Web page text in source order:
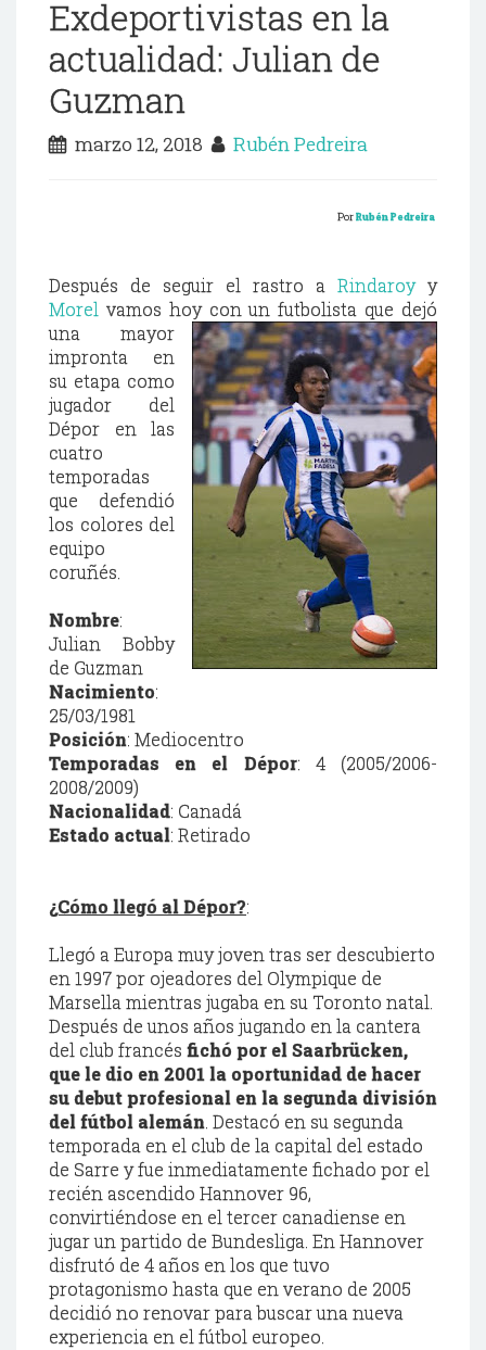
Exdeportivistas en la
actualidad: Julian de
Guzman
marzo 12, 2018 Rubén Pedreira
PorRubén Pedreira
Después de seguir el rastro a Rindaroyy
Morel vamos hoy con un futbolista que dejó
una mayor
impronta en
su etapa como
jugador del
Dépor en las
cuatro
temporadas
que defendió
los colores del
equipo
coruñés.
Nombre:
Julian Bobby
de Guzman
Nacimiento:
25/03/1981
Posición: Mediocentro
Temporadas en el Dépor: 4 (2005/2006-
2008/2009)
Nacionalidad: Canadá
Estado actual: Retirado
¿Cómo llegó al Dépor?:
Llegó a Europa muy joven tras ser descubierto
en 1997 por ojeadores del Olympique de
Marsella mientras jugaba en su Toronto natal.
Después de unos años jugando en la cantera
del club francés fichó por el Saarbrücken,
que le dio en 2001 la oportunidad de hacer
su debut profesional en la segunda división
del fútbol alemán. Destacó en su segunda
temporada en el club de la capital del estado
de Sarre y fue inmediatamente fichado por el
recién ascendido Hannover 96,
convirtiéndose en el tercer canadiense en
jugar un partido de Bundesliga. En Hannover
disfrutó de 4 años en los que tuvo
protagonismo hasta que en verano de 2005
decidió no renovar para buscar una nueva
experiencia en el fútbol europeo.